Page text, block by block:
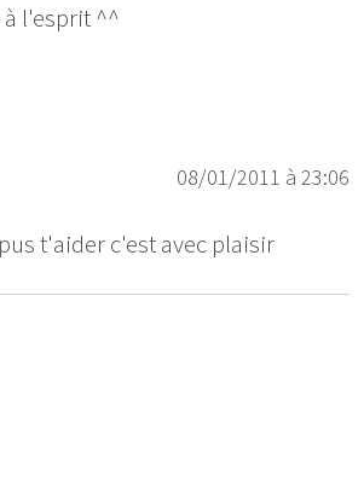
à l'esprit ^^
08/01/2011 à 23:06
t'aider c'est avec plaisir